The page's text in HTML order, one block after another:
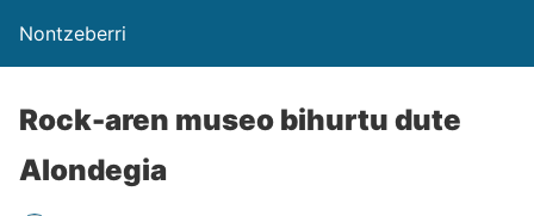
Nontzeberri
Rock-aren museo bihurtu dute
Alondegia